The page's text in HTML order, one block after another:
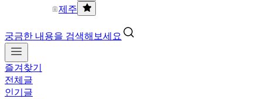
제주
궁금한 내용을 검색해보세요
즐겨찾기
전체글
인기글